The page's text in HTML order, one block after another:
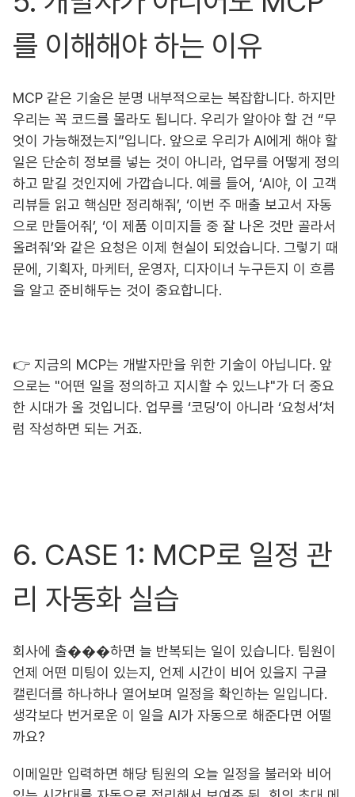
를 이해해야 하는 이유
MCP 같은 기술은 분명 내부적으로는 복잡합니다. 하지만
우리는 꼭 코드를 몰라도 됩니다. 우리가 알아야 할 건 “무
엇이 가능해졌는지”입니다. 앞으로 우리가 AI에게 해야 할
일은 단순히 정보를 넣는 것이 아니라, 업무를 어떻게 정의
하고 맡길 것인지에 가깝습니다. 예를 들어, ‘AI야, 이 고객
리뷰들 읽고 핵심만 정리해줘’, ‘이번 주 매출 보고서 자동
으로 만들어줘’, ‘이 제품 이미지들 중 잘 나온 것만 골라서
올려줘’와 같은 요청은 이제 현실이 되었습니다. 그렇기 때
문에, 기획자, 마케터, 운영자, 디자이너 누구든지 이 흐름
을 알고 준비해두는 것이 중요합니다.
👉 지금의 MCP는 개발자만을 위한 기술이 아닙니다. 앞
으로는 "어떤 일을 정의하고 지시할 수 있느냐"가 더 중요
한 시대가 올 것입니다. 업무를 ‘코딩’이 아니라 ‘요청서’처
럼 작성하면 되는 거죠.
6. CASE 1: MCP로 일정 관
리 자동화 실습
회사에 출���하면 늘 반복되는 일이 있습니다. 팀원이
언제 어떤 미팅이 있는지, 언제 시간이 비어 있을지 구글
캘린더를 하나하나 열어보며 일정을 확인하는 일입니다.
생각보다 번거로운 이 일을 AI가 자동으로 해준다면 어떨
까요?
이메일만 입력하면 해당 팀원의 오늘 일정을 불러와 비어